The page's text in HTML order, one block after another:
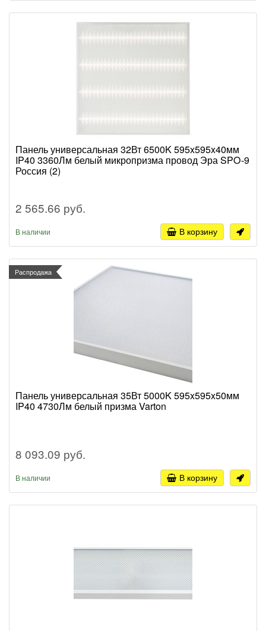
Панель универсальная 32Вт 6500K 595x595x40мм
IP40 3360Лм белый микропризма провод Эра SPO-9
Россия (2)
2 565.66 руб.
В наличии В корзину
Распродажа
Панель универсальная 35Вт 5000K 595x595x50мм
IP40 4730Лм белый призма Varton
8 093.09 руб.
В наличии В корзину